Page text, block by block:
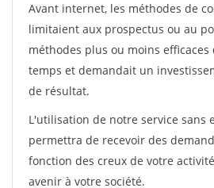
Avant internet, les méthodes de
limitaient aux prospectus ou au
méthodes plus ou moins
temps et demandait un
de résultat.
L'utilisation de notre service sans
permettra de recevoir des
fonction des creux de votre
avenir à votre société.